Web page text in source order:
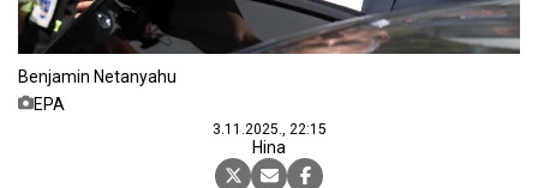
Benjamin Netanyahu
EPA
3.11.2025., 22:15
Hina